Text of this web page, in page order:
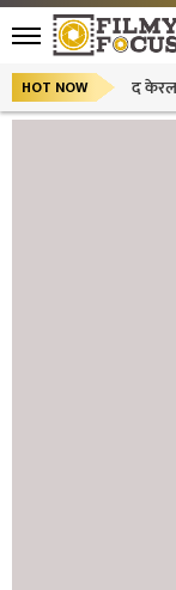
HOT NOW द केरल